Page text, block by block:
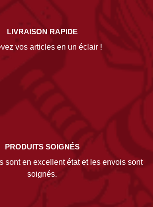
LIVRAISON RAPIDE
vos articles en un éclair !
PRODUITS SOIGNÉS
sont en excellent état et les envois sont
soignés.